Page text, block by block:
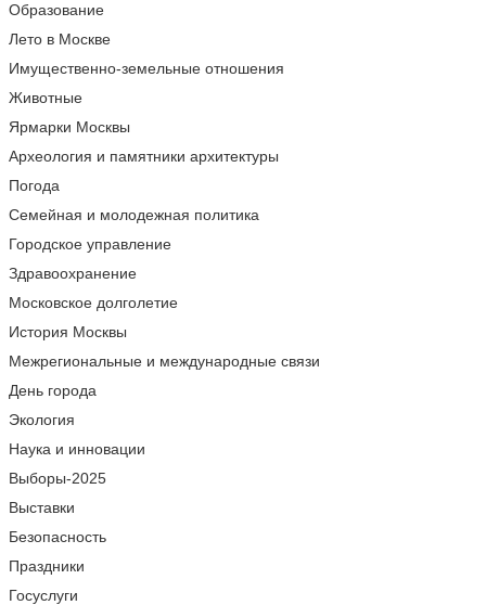
Образование
Лето в Москве
Имущественно-земельные отношения
Животные
Ярмарки Москвы
Археология и памятники архитектуры
Погода
Семейная и молодежная политика
Городское управление
Здравоохранение
Московское долголетие
История Москвы
Межрегиональные и международные связи
День города
Экология
Наука и инновации
Выборы-2025
Выставки
Безопасность
Праздники
Госуслуги